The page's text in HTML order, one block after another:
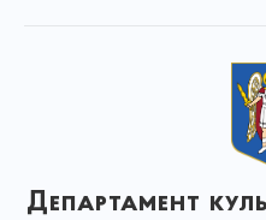
Департамент